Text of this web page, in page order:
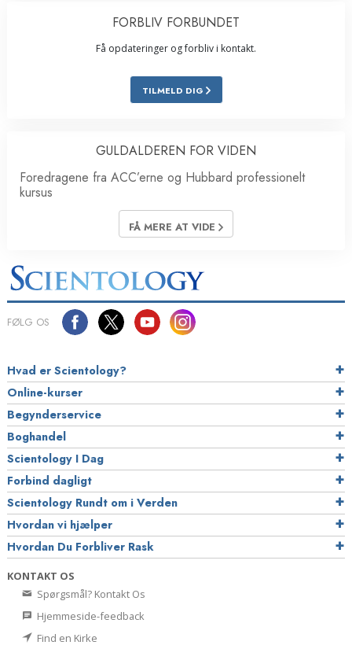
FORBLIV FORBUNDET
Få opdateringer og forbliv i kontakt.
TILMELD DIG
GULDALDEREN FOR VIDEN
Foredragene fra ACC’erne og Hubbard professionelt
kursus
FÅ MERE AT VIDE
FØLG OS
Hvad er Scientology?
Online-kurser
Begynderservice
Boghandel
Scientology I Dag
Forbind dagligt
Scientology Rundt om i Verden
Hvordan vi hjælper
Hvordan Du Forbliver Rask
KONTAKT OS
Spørgsmål? Kontakt Os
Hjemmeside-feedback
Find en Kirke